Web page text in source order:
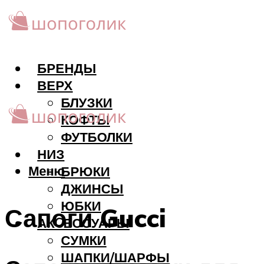
БРЕНДЫ
ВЕРХ
БЛУЗКИ
КОФТЫ
ФУТБОЛКИ
НИЗ
БРЮКИ
ДЖИНСЫ
ЮБКИ
АКCЕССУАРЫ
СУМКИ
ШАПКИ/ШАРФЫ
Меню
Сапоги Gucci